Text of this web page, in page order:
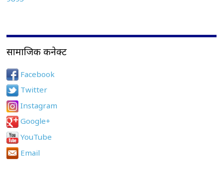
सामाजिक कनेक्ट
Facebook
Twitter
Instagram
Google+
YouTube
Email